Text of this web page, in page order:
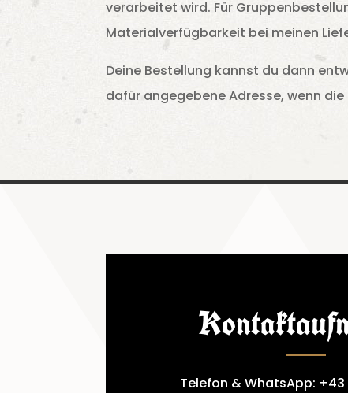
verarbeitet wird. Für
Materialverfügbarkeit bei meinen
Deine Bestellung kannst du dann
dafür angegebene Adresse, wenn
Telefon & WhatsApp: +43